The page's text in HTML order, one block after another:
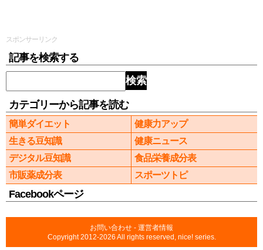
スポンサーリンク
記事を検索する
検索
カテゴリーから記事を読む
簡単ダイエット
健康力アップ
生きる豆知識
健康ニュース
デジタル豆知識
食品栄養成分表
市販薬成分表
スポーツトピ
Facebookページ
お問い合わせ - 運営者情報
Copyright 2012-2026 All rights reserved, nice! series.